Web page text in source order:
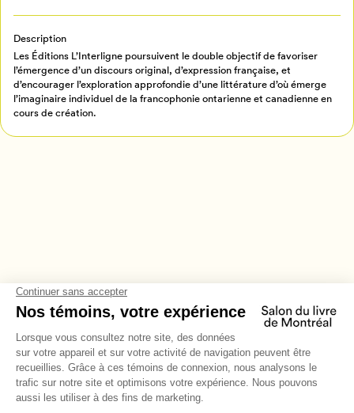
Retour à l’accueil
Description
Les Éditions L’Interligne poursuivent le double objectif de favoriser
l’émergence d’un discours original, d’expression française, et
d’encourager l’exploration approfondie d’une littérature d’où émerge
l’imaginaire individuel de la francophonie ontarienne et canadienne en
cours de création.
Annuler